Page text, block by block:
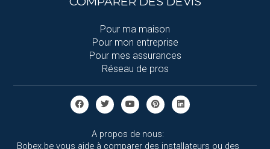
Pour ma maison
Pour mon entreprise
Pour mes assurances
Réseau de pros
A propos de nous:
Bobex.be vous aide à comparer des installateurs ou des